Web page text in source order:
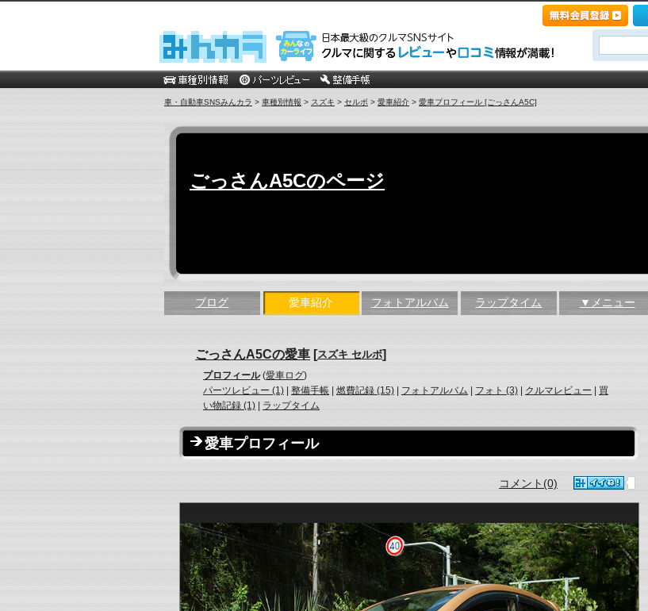
車・自動車SNSみんカラ > 車種別情報 > スズキ > セルボ > 愛車紹介 > 愛車プロフィール [ごっさんA5C]
ごっさんA5Cのページ
ブログ 愛車紹介 フォトアルバム ラップタイム ▼メニュー
ごっさんA5Cの愛車 [スズキ セルボ]
プロフィール(愛車ログ)
パーツレビュー (1)
整備手帳 燃費記録 (15) フォトアルバム フォト (3) クルマレビュー
買
い物記録 (1)
ラップタイム
愛車プロフィール
コメント(0)